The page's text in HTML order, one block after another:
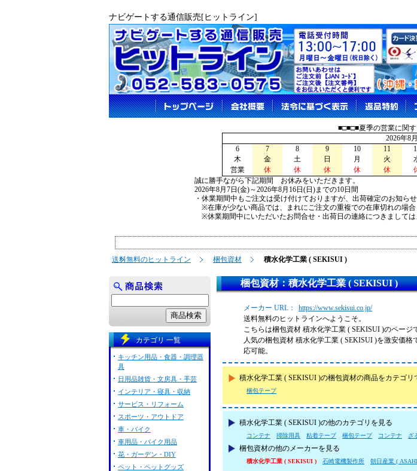
ナビゲートする通信販売[ヒットライン]
■□■□■夏季の営業に関
2026年8月
6
7 8 9 10 11
木
金 土 日 月 火
営業
休 休 休 休 休
誠に勝手ながら下記期間 お休みをいただきます。
2026年8月7日(金)～2026年8月16日(日)までの10日間
・休業期間中もご注文は受け付けておりますが、出荷確定のお知ら
※在庫が少ない商品では、まれにご注文の重複での在庫切れの場合
※休業期間中にいただいたお問合せ・出荷日の連絡につきまして
送料無料のヒットライン 梱包資材 積水化学工業 ( SEKISUI )
梱包資材：積水化学工業 ( SEKISUI )
メーカー URL：
https://www.sekisui.co.jp/
送料無料のヒットラインへようこそ。
こちらは梱包資材 積水化学工業 ( SEKISUI )のページ
人気の梱包資材 積水化学工業 ( SEKISUI )を激安価
応可能。
積水化学工業 ( SEKISUI )の梱包資材の商品をカテゴリ
梱包テープ
積水化学工業 ( SEKISUI )の他のカテゴリを見る
コンテナ 掃除用具 粘着テープ 梱包テープ コンテナ ざ
梱包資材の他のメーカーを見る
積水化学工業 ( SEKISUI ) 石崎電機製作所 朝日産業 (
カテゴリ 一覧
キッチン用品・食器・調理器
具
日用品雑貨・文房具・手芸
インテリア・寝具・収納
サービス・リフォーム
スポーツ・アウトドア
車・バイク
車用品・バイク用品
花・ガーデン・DIY
ペット・ペットグッズ